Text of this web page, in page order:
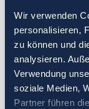
Wir verwenden
personalisieren,
zu können und
analysieren.
Verwendung
soziale Medien,
Partner führen